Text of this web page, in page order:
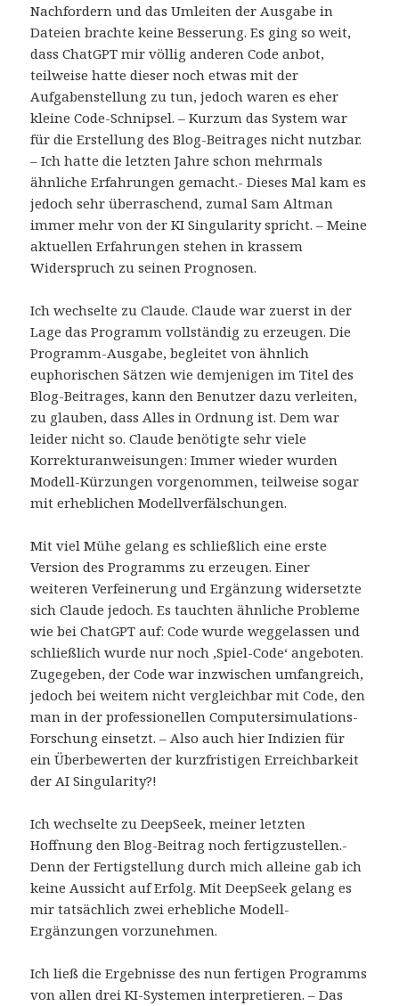
Nachfordern und das Umleiten der Ausgabe in
Dateien brachte keine Besserung. Es ging so weit,
dass ChatGPT mir völlig anderen Code anbot,
teilweise hatte dieser noch etwas mit der
Aufgabenstellung zu tun, jedoch waren es eher
kleine Code-Schnipsel. – Kurzum das System war
für die Erstellung des Blog-Beitrages nicht nutzbar.
– Ich hatte die letzten Jahre schon mehrmals
ähnliche Erfahrungen gemacht.- Dieses Mal kam es
jedoch sehr überraschend, zumal Sam Altman
immer mehr von der KI Singularity spricht. – Meine
aktuellen Erfahrungen stehen in krassem
Widerspruch zu seinen Prognosen.
Ich wechselte zu Claude. Claude war zuerst in der
Lage das Programm vollständig zu erzeugen. Die
Programm-Ausgabe, begleitet von ähnlich
euphorischen Sätzen wie demjenigen im Titel des
Blog-Beitrages, kann den Benutzer dazu verleiten,
zu glauben, dass Alles in Ordnung ist. Dem war
leider nicht so. Claude benötigte sehr viele
Korrekturanweisungen: Immer wieder wurden
Modell-Kürzungen vorgenommen, teilweise sogar
mit erheblichen Modellverfälschungen.
Mit viel Mühe gelang es schließlich eine erste
Version des Programms zu erzeugen. Einer
weiteren Verfeinerung und Ergänzung widersetzte
sich Claude jedoch. Es tauchten ähnliche Probleme
wie bei ChatGPT auf: Code wurde weggelassen und
schließlich wurde nur noch ‚Spiel-Code‘ angeboten.
Zugegeben, der Code war inzwischen umfangreich,
jedoch bei weitem nicht vergleichbar mit Code, den
man in der professionellen Computersimulations-
Forschung einsetzt. – Also auch hier Indizien für
ein Überbewerten der kurzfristigen Erreichbarkeit
der AI Singularity?!
Ich wechselte zu DeepSeek, meiner letzten
Hoffnung den Blog-Beitrag noch fertigzustellen.-
Denn der Fertigstellung durch mich alleine gab ich
keine Aussicht auf Erfolg. Mit DeepSeek gelang es
mir tatsächlich zwei erhebliche Modell-
Ergänzungen vorzunehmen.
Ich ließ die Ergebnisse des nun fertigen Programms
von allen drei KI-Systemen interpretieren. – Das